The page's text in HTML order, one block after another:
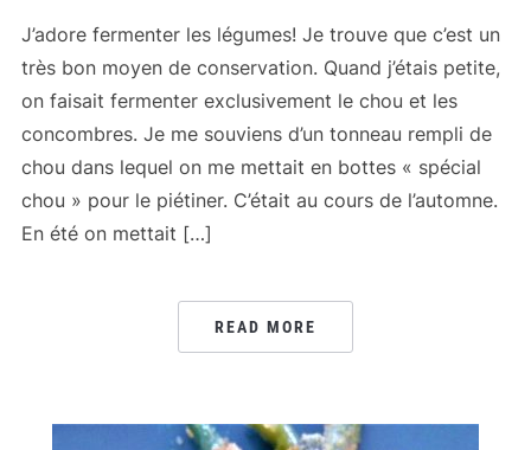
J’adore fermenter les légumes! Je trouve que c’est un
très bon moyen de conservation. Quand j’étais petite,
on faisait fermenter exclusivement le chou et les
concombres. Je me souviens d’un tonneau rempli de
chou dans lequel on me mettait en bottes « spécial
chou » pour le piétiner. C’était au cours de l’automne.
En été on mettait […]
READ MORE